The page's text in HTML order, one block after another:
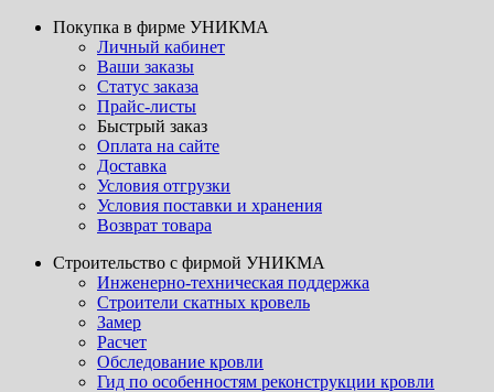
Покупка в фирме УНИКМА
Личный кабинет
Ваши заказы
Статус заказа
Прайс-листы
Быстрый заказ
Оплата на сайте
Доставка
Условия отгрузки
Условия поставки и хранения
Возврат товара
Строительство с фирмой УНИКМА
Инженерно-техническая поддержка
Строители скатных кровель
Замер
Расчет
Обследование кровли
Гид по особенностям реконструкции кровли